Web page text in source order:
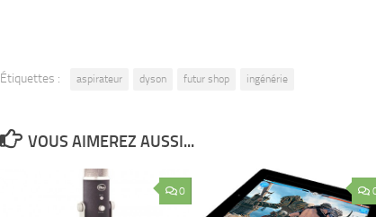
Étiquettes : aspirateur dyson futur shop ingénérie
VOUS AIMEREZ AUSSI...
0